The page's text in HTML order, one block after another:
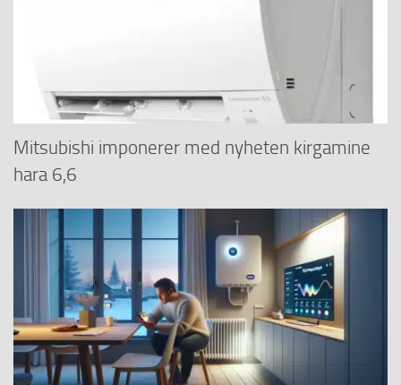
Mitsubishi imponerer med nyheten kirgamine
hara 6,6